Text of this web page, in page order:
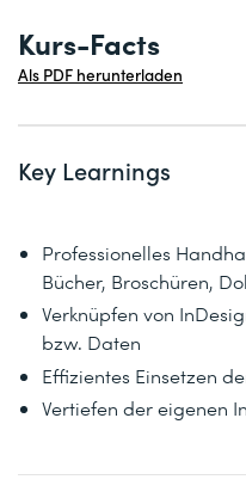
Kurs-Facts
Als PDF herunterladen
Key Learnings
Professionelles
Bücher, Broschüren,
Verknüpfen von
bzw. Daten
Effizientes Einsetzen
Vertiefen der eigenen